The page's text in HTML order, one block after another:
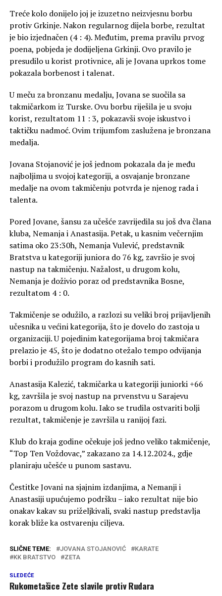
Treće kolo donijelo joj je izuzetno neizvjesnu borbu
protiv Grkinje. Nakon regularnog dijela borbe, rezultat
je bio izjednačen (4 : 4). Međutim, prema pravilu prvog
poena, pobjeda je dodijeljena Grkinji. Ovo pravilo je
presudilo u korist protivnice, ali je Jovana uprkos tome
pokazala borbenost i talenat.
U meču za bronzanu medalju, Jovana se suočila sa
takmičarkom iz Turske. Ovu borbu riješila je u svoju
korist, rezultatom 11 : 3, pokazavši svoje iskustvo i
taktičku nadmoć. Ovim trijumfom zaslužena je bronzana
medalja.
Jovana Stojanović je još jednom pokazala da je među
najboljima u svojoj kategoriji, a osvajanje bronzane
medalje na ovom takmičenju potvrda je njenog rada i
talenta.
Pored Jovane, šansu za učešće zavrijedila su još dva člana
kluba, Nemanja i Anastasija. Petak, u kasnim večernjim
satima oko 23:30h, Nemanja Vulević, predstavnik
Bratstva u kategoriji juniora do 76 kg, završio je svoj
nastup na takmičenju. Nažalost, u drugom kolu,
Nemanja je doživio poraz od predstavnika Bosne,
rezultatom 4 : 0.
Takmičenje se odužilo, a razlozi su veliki broj prijavljenih
učesnika u većini kategorija, što je dovelo do zastoja u
organizaciji. U pojedinim kategorijama broj takmičara
prelazio je 45, što je dodatno otežalo tempo odvijanja
borbi i produžilo program do kasnih sati.
Anastasija Kalezić, takmičarka u kategoriji juniorki +66
kg, završila je svoj nastup na prvenstvu u Sarajevu
porazom u drugom kolu. Iako se trudila ostvariti bolji
rezultat, takmičenje je završila u ranijoj fazi.
Klub do kraja godine očekuje još jedno veliko takmičenje,
“Top Ten Voždovac,” zakazano za 14.12.2024., gdje
planiraju učešće u punom sastavu.
Čestitke Jovani na sjajnim izdanjima, a Nemanji i
Anastasiji upućujemo podršku – iako rezultat nije bio
onakav kakav su priželjkivali, svaki nastup predstavlja
korak bliže ka ostvarenju ciljeva.
SLIČNE TEME: JOVANA STOJANOVIĆ
KARATE
KK BRATSTVO
ZETA
SLEDEĆE
Rukometašice Zete slavile protiv Rudara